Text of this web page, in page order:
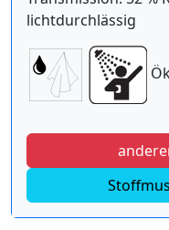
lichtdurchlässig